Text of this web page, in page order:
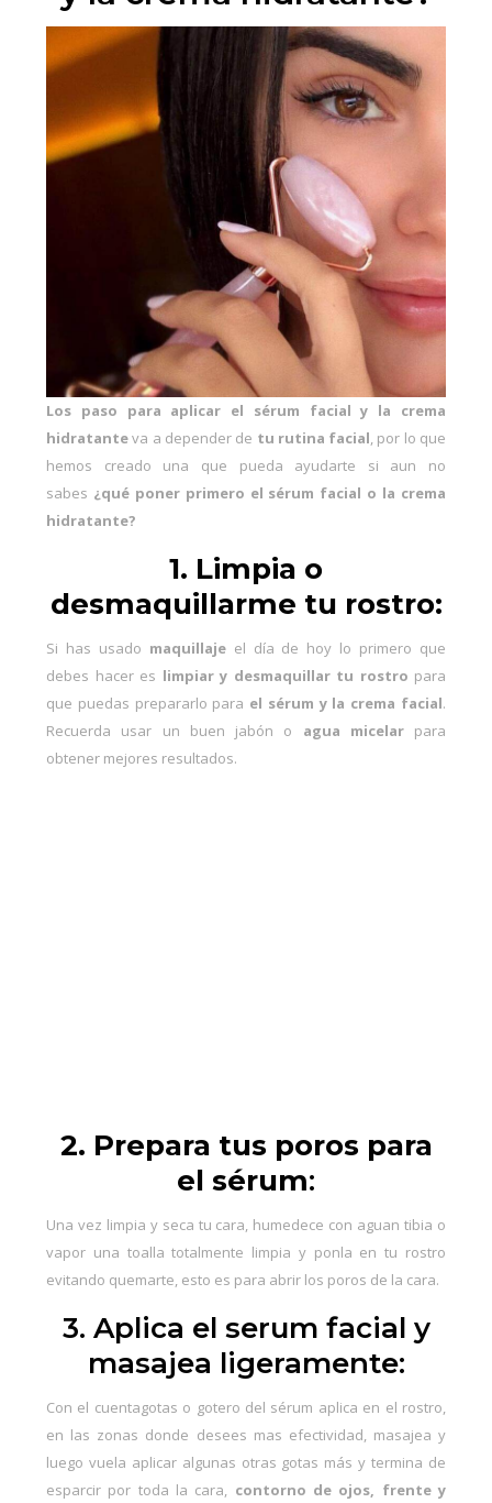
Los paso para aplicar el sérum facial y la crema
hidratanteva a depender de tu rutina facial, por lo que
hemos creado una que pueda ayudarte si aun no
sabes ¿qué poner primero el sérum facial o la crema
hidratante?
1. Limpia o
desmaquillarme tu rostro:
Si has usado maquillaje el día de hoy lo primero que
debes hacer es limpiar y desmaquillar tu rostro para
que puedas prepararlo para el sérum y la crema facial.
Recuerda usar un buen jabón o agua micelar para
obtener mejores resultados.
2. Prepara tus poros para
el sérum:
Una vez limpia y seca tu cara, humedece con aguan tibia o
vapor una toalla totalmente limpia y ponla en tu rostro
evitando quemarte, esto es para abrir los poros de la cara.
3. Aplica el serum facial y
masajea ligeramente:
Con el cuentagotas o gotero del sérum aplica en el rostro,
en las zonas donde desees mas efectividad, masajea y
luego vuela aplicar algunas otras gotas más y termina de
esparcir por toda la cara, contorno de ojos, frente y